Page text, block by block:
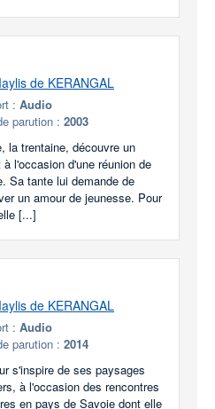
de KERANGAL
: Audio
parution : 2003
la trentaine, découvre un
à l'occasion d'une réunion de
Sa tante lui demande de
un amour de jeunesse. Pour
[...]
de KERANGAL
: Audio
parution : 2014
s'inspire de ses paysages
à l'occasion des rencontres
en pays de Savoie dont elle